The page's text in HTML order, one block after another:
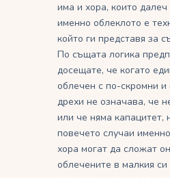
има и хора, които далеч
именно облеклото е
който ги представя за
По същата логика
досещате, че когато
облечен с по-скромни и
дрехи не означава, че
или че няма капацитет,
повечето случаи
хора могат да сложат
облечените в малкия